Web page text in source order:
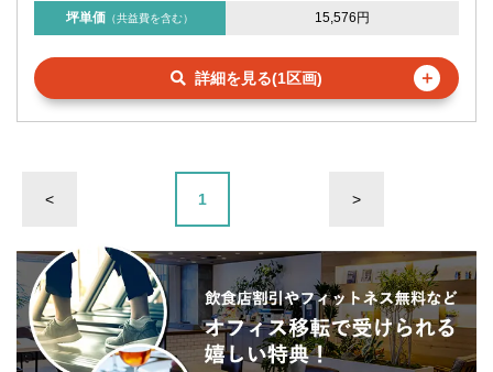
坪単価 （共益費を含む） 15,576円
詳細を見る(1区画) ＋
< 1 >